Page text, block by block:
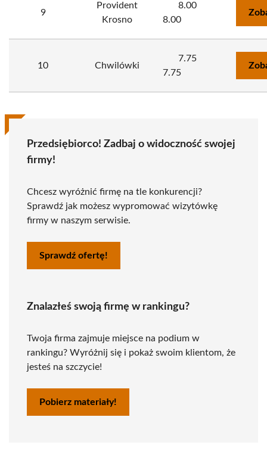
9
Provident
Krosno
8.00
8.00
10 Chwilówki
7.75
7.75
Przedsiębiorco! Zadbaj o widoczność swojej
firmy!
Chcesz wyróżnić firmę na tle konkurencji?
Sprawdź jak możesz wypromować wizytówkę
firmy w naszym serwisie.
Sprawdź ofertę!
Znalazłeś swoją firmę w rankingu?
Twoja firma zajmuje miejsce na podium w
rankingu? Wyróżnij się i pokaż swoim klientom, że
jesteś na szczycie!
Pobierz materiały!